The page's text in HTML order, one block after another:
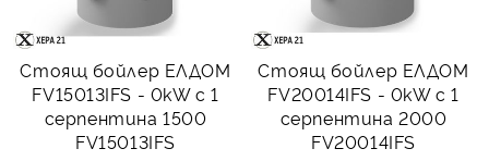
Стоящ бойлер ЕЛДОМ
FV15013IFS - 0kW с 1
серпентина 1500
FV15013IFS
Стоящ бойлер ЕЛДОМ
FV20014IFS - 0kW с 1
серпентина 2000
FV20014IFS